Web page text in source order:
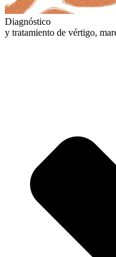
Diagnóstico
y tratamiento de vértigo,